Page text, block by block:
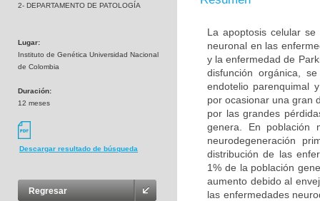
2- DEPARTAMENTO DE PATOLOGÍA
Lugar:
Instituto de Genética Universidad Nacional
de Colombia
Duración:
12 meses
Descargar resultado de búsqueda
Regresar
La apoptosis celular
neuronal en las
y la enfermedad de
disfunción orgánica,
endotelio parenquimal
por ocasionar una gran
por las grandes
genera. En población
neurodegeneración
distribución de las
1% de la población
aumento debido al
las enfermedades